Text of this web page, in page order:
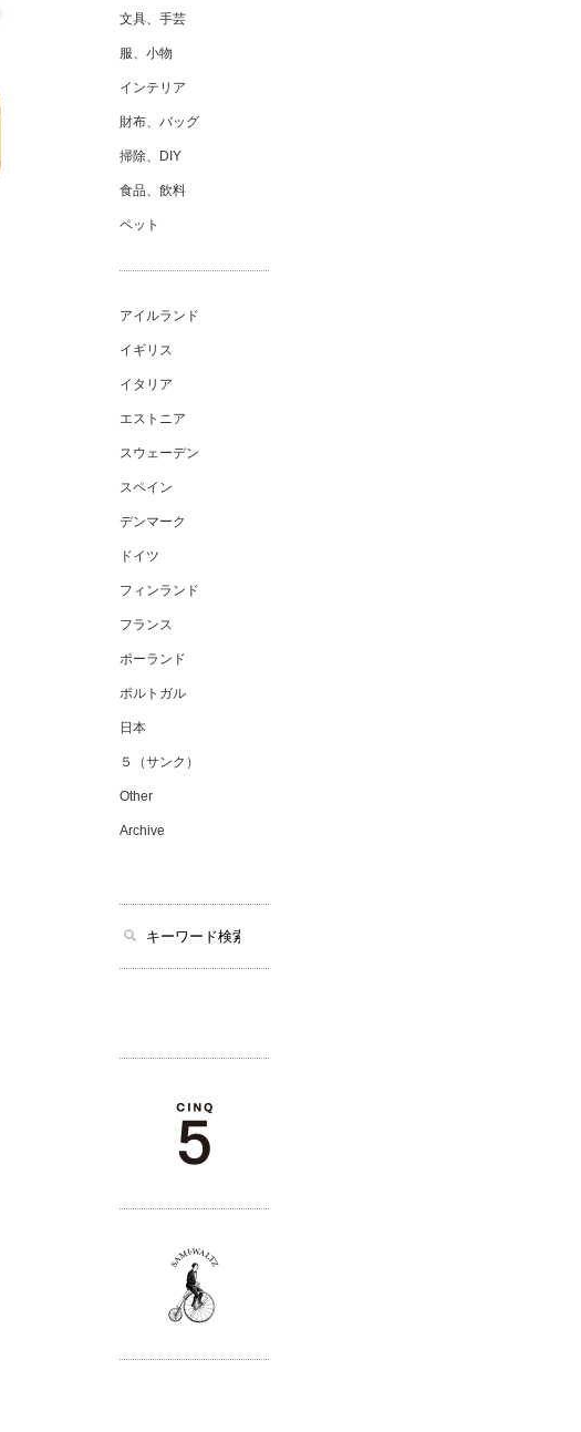
文具、手芸
服、小物
インテリア
財布、バッグ
掃除、DIY
食品、飲料
ペット
アイルランド
イギリス
イタリア
エストニア
スウェーデン
スペイン
デンマーク
ドイツ
フィンランド
フランス
ポーランド
ポルトガル
日本
５（サンク）
Other
Archive